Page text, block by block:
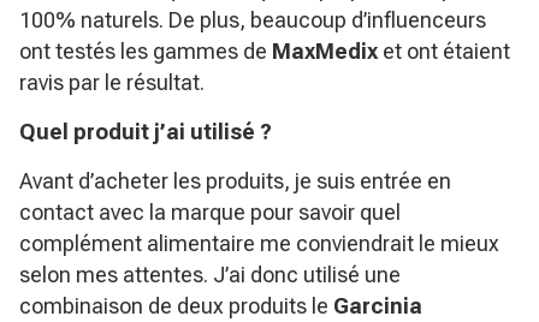
100% naturels. De plus, beaucoup d’influenceurs
ont testés les gammes de MaxMedix et ont étaient
ravis par le résultat.
Quel produit j’ai utilisé ?
Avant d’acheter les produits, je suis entrée en
contact avec la marque pour savoir quel
complément alimentaire me conviendrait le mieux
selon mes attentes. J’ai donc utilisé une
combinaison de deux produits le Garcinia